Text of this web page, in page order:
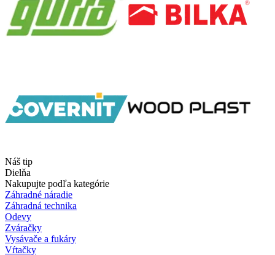
Náš tip
Dielňa
Nakupujte podľa kategórie
Záhradné náradie
Záhradná technika
Odevy
Zváračky
Vysávače a fukáry
Vŕtačky